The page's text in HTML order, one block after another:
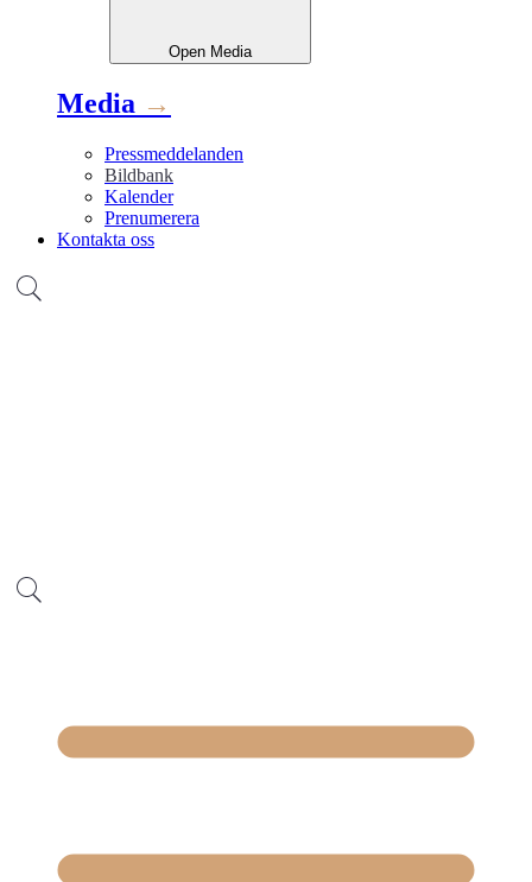
Open Media
Media →
Pressmeddelanden
Bildbank
Kalender
Prenumerera
Kontakta oss